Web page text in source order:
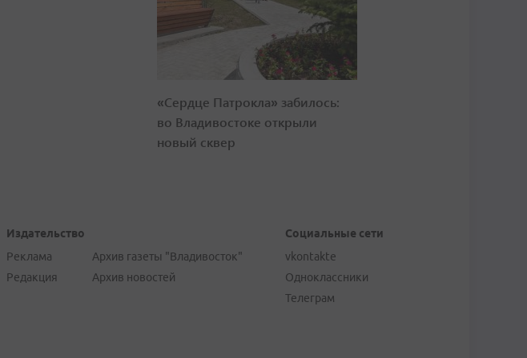
«Сердце Патрокла» забилось:
во Владивостоке открыли
новый сквер
Издательство
Реклама
Редакция
Архив газеты "Владивосток"
Архив новостей
Социальные сети
vkontakte
Одноклассники
Телеграм